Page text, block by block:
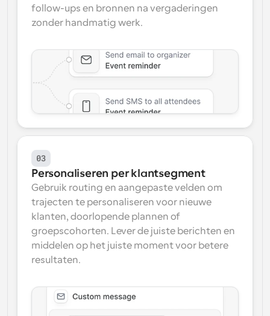
follow-ups en bronnen na vergaderingen
zonder handmatig werk.
03
Personaliseren per klantsegment
Gebruik routing en aangepaste velden om
trajecten te personaliseren voor nieuwe
klanten, doorlopende plannen of
groepscohorten. Lever de juiste berichten en
middelen op het juiste moment voor betere
resultaten.